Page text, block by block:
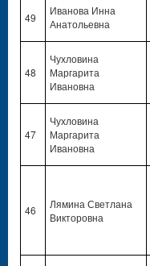
49
Иванова Инна
Анатольевна
48
Чухловина
Маргарита
Ивановна
47
Чухловина
Маргарита
Ивановна
46
Лямина Светлана
Викторовна